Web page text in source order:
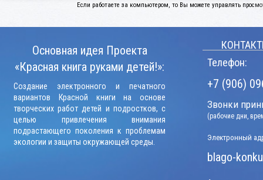
Если работаете за компьютером, то Вы можете управлять
Основная идея Проекта
«Красная книга руками детей!»:
Создание электронного и печатного
вариантов Красной книги на основе
творческих работ детей и подростков, с
целью привлечения внимания
подрастающего поколения к проблемам
экологии и защиты окружающей среды.
Телефон:
+7 (906)
Звонки
(рабочие дни,
Электронный
blago-